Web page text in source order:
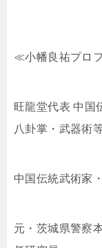
≪小幡良祐プロ
旺龍堂代表 中国
八卦掌・武器術等
中国伝統武術家
元・茨城県警察